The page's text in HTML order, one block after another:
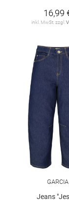
16,99
inkl. MwSt. zzgl.
GARCIA
Jeans